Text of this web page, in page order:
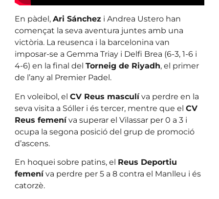
En pàdel, Ari Sánchez i Andrea Ustero han
començat la seva aventura juntes amb una
victòria. La reusenca i la barcelonina van
imposar-se a Gemma Triay i Delfi Brea (6-3, 1-6 i
4-6) en la final del Torneig de Riyadh, el primer
de l’any al Premier Padel.
En voleibol, el CV Reus masculíva perdre en la
seva visita a Sóller i és tercer, mentre que el CV
Reus femeníva superar el Vilassar per 0 a 3 i
ocupa la segona posició del grup de promoció
d’ascens.
En hoquei sobre patins, el Reus Deportiu
femeníva perdre per 5 a 8 contra el Manlleu i és
catorzè.